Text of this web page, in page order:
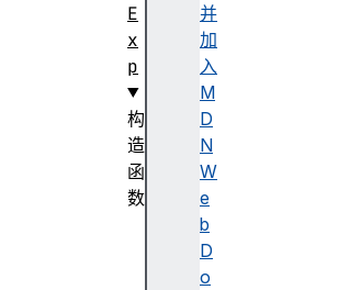
并
加
入
M
D
N
W
e
b
D
o
E
x
p
构
造
函
数